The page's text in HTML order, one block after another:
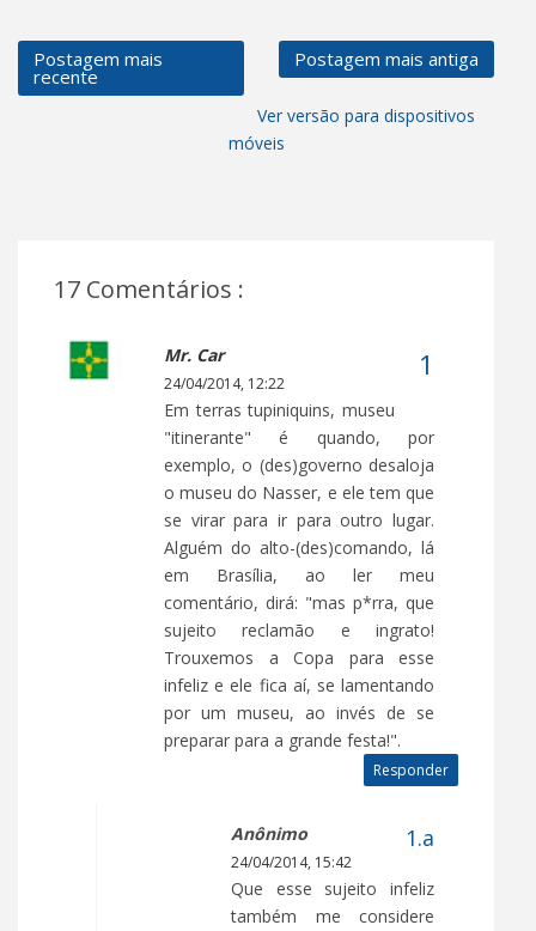
Postagem mais
recente
Postagem mais antiga
Ver versão para dispositivos
móveis
17 Comentários :
Mr. Car
24/04/2014, 12:22
Em terras tupiniquins, museu
"itinerante" é quando, por
exemplo, o (des)governo desaloja
o museu do Nasser, e ele tem que
se virar para ir para outro lugar.
Alguém do alto-(des)comando, lá
em Brasília, ao ler meu
comentário, dirá: "mas p*rra, que
sujeito reclamão e ingrato!
Trouxemos a Copa para esse
infeliz e ele fica aí, se lamentando
por um museu, ao invés de se
preparar para a grande festa!".
Responder
Anônimo
24/04/2014, 15:42
Que esse sujeito infeliz
também me considere